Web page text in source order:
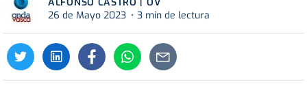
26 de Mayo 2023
3 min de lectura